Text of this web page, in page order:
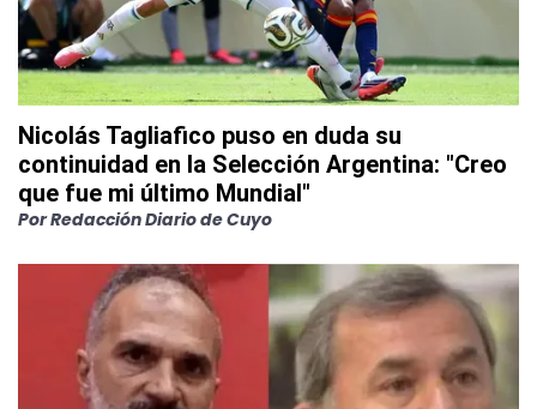
Nicolás Tagliafico puso en duda su
continuidad en la Selección Argentina: "Creo
que fue mi último Mundial"
PorRedacción Diario de Cuyo